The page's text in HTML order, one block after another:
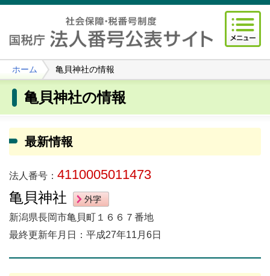
ホーム 亀貝神社の情報
亀貝神社の情報
最新情報
法人番号： 4110005011473
亀貝神社
新潟県長岡市亀貝町１６６７番地
最終更新年月日：平成27年11月6日